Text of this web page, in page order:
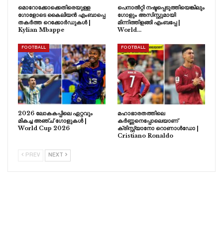
മൊറോക്കോക്കെതിരെയുള്ള
ഗോളോടെ കൈലിയൻ എംബാപ്പെ
തകർത്ത റെക്കോർഡുകൾ |
Kylian Mbappe
പെനാൽറ്റി നഷ്ടപ്പെടുത്തിയെങ്കിലും
ഗോളും അസിസ്റ്റുമായി
മിന്നിത്തിളങ്ങി എംബപ്പേ |
World…
FOOTBALL
2026 ലോകകപ്പിലെ ഏറ്റവും
മികച്ച അഞ്ച് ഗോളുകൾ |
World Cup 2026
FOOTBALL
മഹാഭാരതത്തിലെ
കർണ്ണനെപ്പോലെയാണ്
ക്രിസ്റ്റ്യാനോ റൊണാൾഡോ |
Cristiano Ronaldo
PREV NEXT